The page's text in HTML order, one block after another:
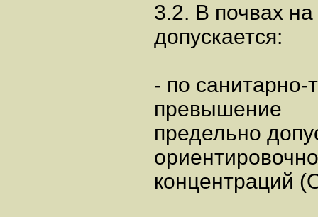
3.2. В почвах
допускается:
- по санитарно-
превышение
предельно
концентраций